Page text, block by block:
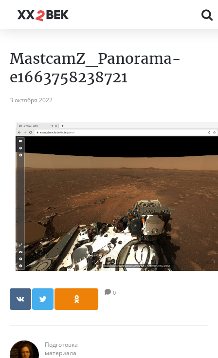
MastcamZ_Panorama-
e1663758238721
3 октября 2022
0
Подготовка
материала